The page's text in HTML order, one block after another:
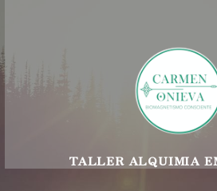
TALLER ALQUIMIA